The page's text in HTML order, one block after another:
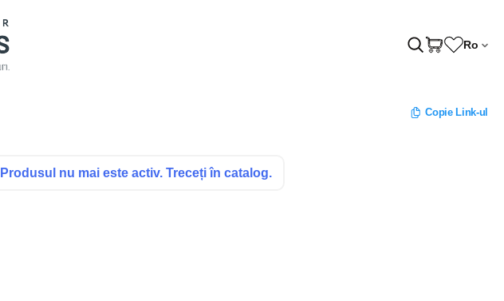
Ro
Copie Link-ul
Produsul nu mai este activ. Treceți în catalog.